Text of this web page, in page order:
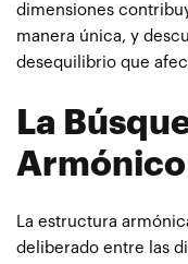
dimensiones
manera única, y
desequilibrio que
La
Armónico
La estructura
deliberado entre las